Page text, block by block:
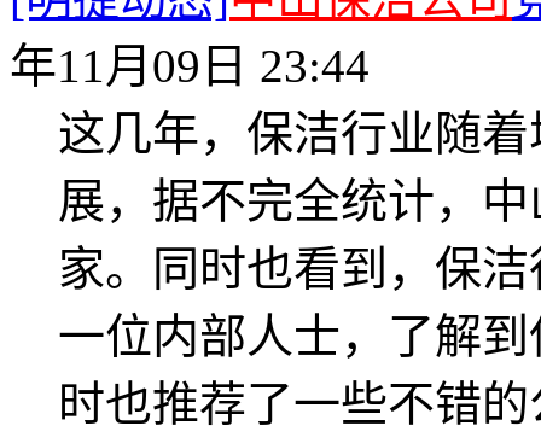
年11月09日 23:44
这几年，保洁行业随
展，据不完全统计，
家。同时也看到，保
一位内部人士，了解
时也推荐了一些不错